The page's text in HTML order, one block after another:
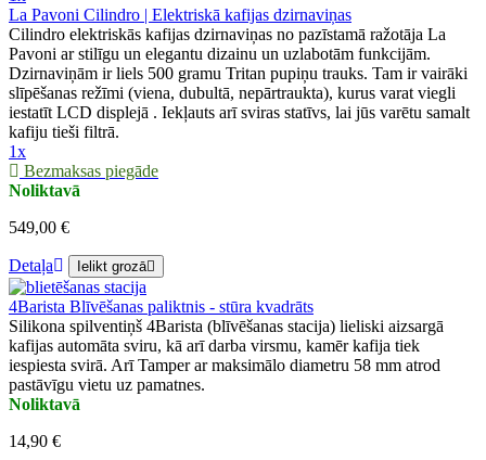
La Pavoni Cilindro | Elektriskā kafijas dzirnaviņas
Cilindro elektriskās kafijas dzirnaviņas no pazīstamā ražotāja La
Pavoni ar stilīgu un elegantu dizainu un uzlabotām funkcijām.
Dzirnaviņām ir liels 500 gramu Tritan pupiņu trauks. Tam ir vairāki
slīpēšanas režīmi (viena, dubultā, nepārtraukta), kurus varat viegli
iestatīt LCD displejā . Iekļauts arī sviras statīvs, lai jūs varētu samalt
kafiju tieši filtrā.
1x
Bezmaksas piegāde
Noliktavā
549,00 €
Detaļa Ielikt grozā
4Barista Blīvēšanas paliktnis - stūra kvadrāts
Silikona spilventiņš 4Barista (blīvēšanas stacija) lieliski aizsargā
kafijas automāta sviru, kā arī darba virsmu, kamēr kafija tiek
iespiesta svirā. Arī Tamper ar maksimālo diametru 58 mm atrod
pastāvīgu vietu uz pamatnes.
Noliktavā
14,90 €